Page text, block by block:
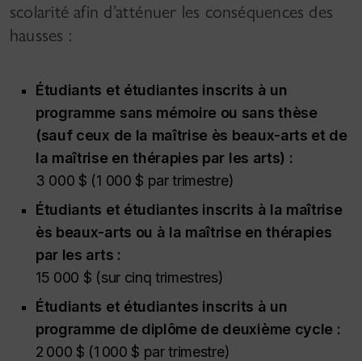
scolarité afin d’atténuer les conséquences des
hausses :
Étudiants et étudiantes inscrits à un
programme sans mémoire ou sans thèse
(sauf ceux de la maîtrise ès beaux-arts et de
la maîtrise en thérapies par les arts) :
3 000 $ (1 000 $ par trimestre)
Étudiants et étudiantes inscrits à la maîtrise
ès beaux-arts ou à la maîtrise en thérapies
par les arts :
15 000 $ (sur cinq trimestres)
Étudiants et étudiantes inscrits à un
programme de diplôme de deuxième cycle :
2 000 $ (1 000 $ par trimestre)